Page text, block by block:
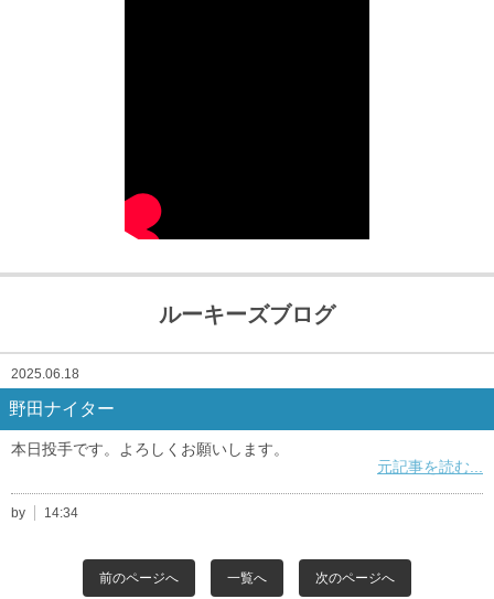
ルーキーズブログ
2025.06.18
野田ナイター
本日投手です。よろしくお願いします。
元記事を読む...
by 14:34
前のページへ 一覧へ 次のページへ